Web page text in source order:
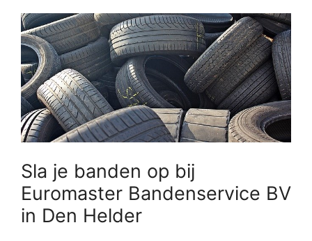
Sla je banden op bij
Euromaster Bandenservice BV
in Den Helder